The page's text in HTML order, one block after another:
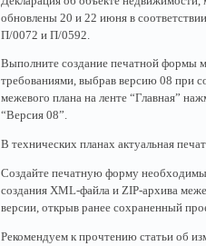
обновлены 20 и 22 июня в
П/0072 и П/0592.
Выполните создание печатной формы
требованиями, выбрав версию 08 при
межевого плана на ленте “Главная”
“Версия 08”.
В технических планах актуальная
Создайте печатную форму
создания XML-файла и ZIP-архива
версии, открыв ранее сохраненный
Рекомендуем к прочтению статьи об